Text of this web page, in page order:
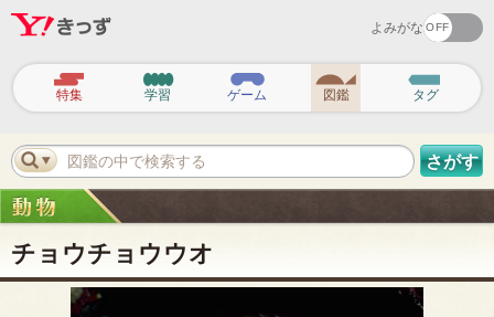
よみがな
ビ
ゲ
ー
シ
ョ
ン
特集 学習 ゲーム 図鑑 タグ
図鑑の中で検索する さがす
チョウチョウウオ